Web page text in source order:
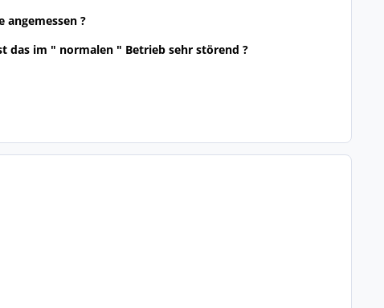
angemessen ?
das im " normalen " Betrieb sehr störend ?